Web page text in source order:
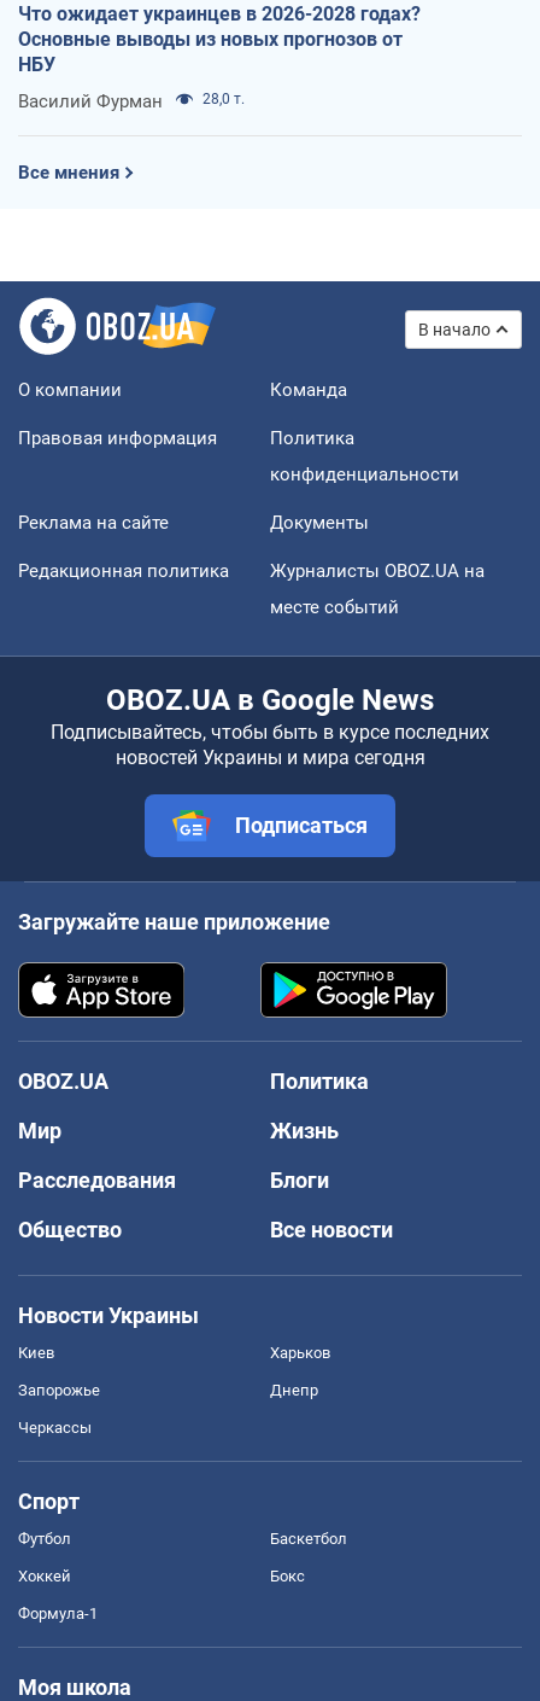
Что ожидает украинцев в 2026-2028 годах?
Основные выводы из новых прогнозов от
НБУ
Василий Фурман 28,0 т.
Все мнения
В начало
О компании Команда
Правовая информация
Политика
конфиденциальности
Реклама на сайте Документы
Редакционная политика
Журналисты OBOZ.UA на
месте событий
OBOZ.UA в Google News
Подписывайтесь, чтобы быть в курсе последних
новостей Украины и мира сегодня
Подписаться
Загружайте наше приложение
OBOZ.UA
Политика
Мир
Жизнь
Расследования
Блоги
Общество
Все новости
Новости Украины
Киев Харьков
Запорожье Днепр
Черкассы
Спорт
Футбол Баскетбол
Хоккей Бокс
Формула-1
Моя школа